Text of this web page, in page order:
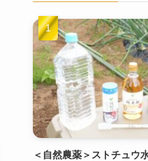
＜自然農薬＞ストチュウ